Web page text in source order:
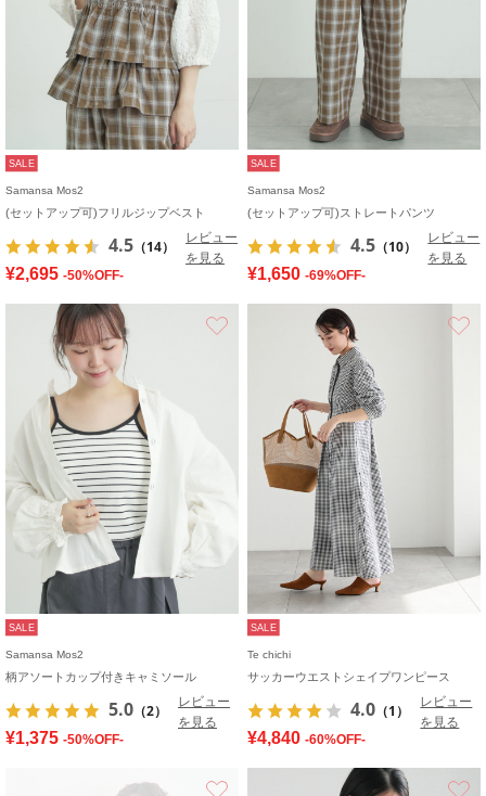
SALE
Samansa Mos2
(セットアップ可)フリルジップベスト
4.5 （14）
レビュー
を見る
¥2,695 -50%OFF-
SALE
Samansa Mos2
(セットアップ可)ストレートパンツ
4.5 （10）
レビュー
を見る
¥1,650 -69%OFF-
SALE
Samansa Mos2
柄アソートカップ付きキャミソール
5.0 （2）
レビュー
を見る
¥1,375 -50%OFF-
SALE
Te chichi
サッカーウエストシェイプワンピース
4.0 （1）
レビュー
を見る
¥4,840 -60%OFF-